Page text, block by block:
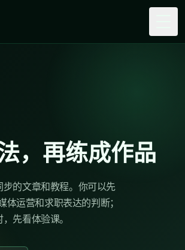
，再练成作品
的文章和教程。你可以先
体运营和求职表达的判断；
先看体验课。